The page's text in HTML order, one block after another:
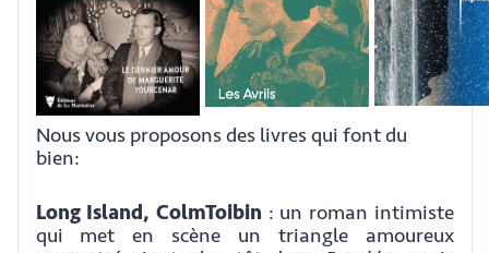
Nous vous proposons des livres qui font du
bien:
Long Island, ColmToibin : un roman intimiste
qui met en scène un triangle amoureux